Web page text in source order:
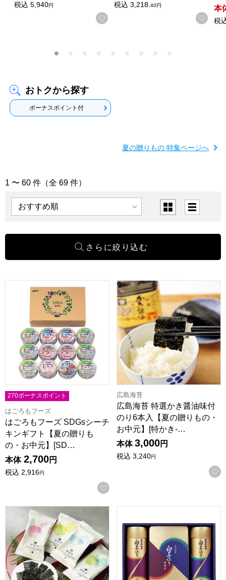
税込 5,940円
お気に入りに登録する
税込 3,218.40円
お気
本
税
おトクから探す
ボーナスポイント付
夏の贈りもの 特集ページへ
「海苔・乾物・瓶缶詰」の商品一覧
1 〜 60 件（全 69 件）
表示順 表示切替
はごろもフーズ SDGsシーチキンギフト【夏の贈りもの・お
270ボーナスポイント
はごろもフーズ
はごろもフーズ SDGsシーチ
キンギフト【夏の贈りも
の・お中元】[SD…
本体 2,700円
税込 2,916円
お気に入りに登録する
広島海苔 特選かき醤油味付
広島海苔
広島海苔 特選かき醤油味付
のり6本入【夏の贈りもの・
お中元】[特かき-…
本体 3,000円
税込 3,240円
山本海苔店 おつまみ海苔「海苔袷詰合せ」【夏の贈りもの